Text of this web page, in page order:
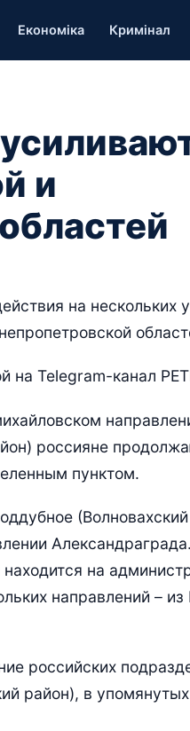
Економіка Кримінал
и
на нескольких
на Telegram-канал
россияне
пунктом.
на
направлений –
российских
район), в